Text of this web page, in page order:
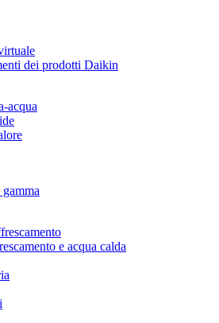
dei prodotti Daikin
acqua
e acqua calda